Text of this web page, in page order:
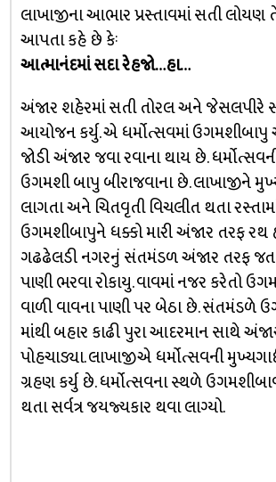
લાખાજીના આભાર પ્રસ્તાવમાં સતી લોયણ
આપતા કહે છે કેઃ
આત્માનંદમાં સદા રેહજો…હા…
અંજાર શહેરમાં સતી તોરલ અને જેસલપીરે
આયોજન કર્યુ. એ ધર્મોત્સવમાં
જોડી અંજાર જવા રવાના થાય છે.
ઉગમશી બાપુ બીરાજવાના છે. લાખાજીને
લાગતા અને ચિતવૃતી વિચલીત થતા
ઉગમશીબાપુને ધક્કો મારી અંજાર તરફ રથ
ગઢઢેલડી નગરનું સંતમંડળ અંજાર તરફ
પાણી ભરવા રોકાયુ. વાવમાં નજર કરેતો
વાળી વાવના પાણી પર બેઠા છે. સંતમંડળે
માંથી બહાર કાઢી પુરા આદરમાન સાથે
પોહચાડ્યા. લાખાજીએ ધર્મોત્સવની
ગ્રહણ કર્યુ છે. ધર્મોત્સવના સ્થળે
થતા સર્વત્ર જયજ્યકાર થવા લાગ્યો.